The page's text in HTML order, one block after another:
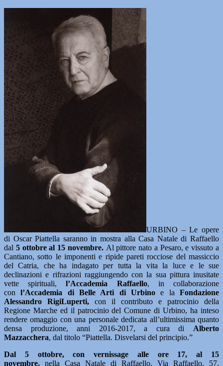
URBINO – Le opere
di Oscar Piattella saranno in mostra alla Casa Natale di Raffaello
dal 5 ottobre al 15 novembre. Al pittore nato a Pesaro, e vissuto a
Cantiano, sotto le imponenti e ripide pareti rocciose del massiccio
del Catria, che ha indagato per tutta la vita la luce e le sue
declinazioni e rifrazioni raggiungendo con la sua pittura inusitate
vette spirituali,l’Accademia Raffaello, in collaborazione
conl’Accademia di Belle Arti di Urbino e laFondazione
Alessandro RigiLuperti, con il contributo e patrocinio della
Regione Marche ed il patrocinio del Comune di Urbino, ha inteso
rendere omaggio con una personale dedicata all’ultimissima quanto
densa produzione, anni 2016-2017, a cura di Alberto
Mazzacchera, dal titolo “Piattella. Disvelarsi del principio.”
Dal 5 ottobre, con vernissage alle ore 17, al 15
novembre, nella Casa Natale di Raffaello, Via Raffaello, 57,